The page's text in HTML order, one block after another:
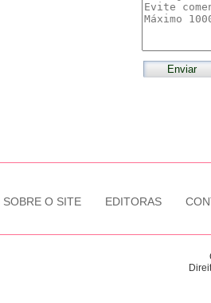
SOBRE O SITE EDITORAS